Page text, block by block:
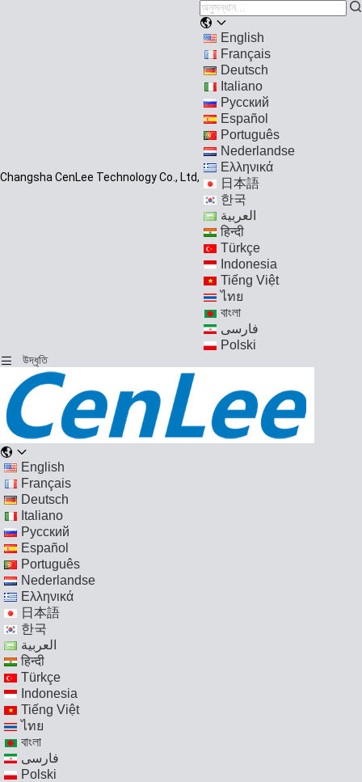
Changsha CenLee Technology Co., Ltd,
English
Français
Deutsch
Italiano
Русский
Español
Português
Nederlandse
Ελληνικά
日本語
한국
العربية
हिन्दी
Türkçe
Indonesia
Tiếng Việt
ไทย
বাংলা
فارسی
Polski
উদ্ধৃতি
English
Français
Deutsch
Italiano
Русский
Español
Português
Nederlandse
Ελληνικά
日本語
한국
العربية
हिन्दी
Türkçe
Indonesia
Tiếng Việt
ไทย
বাংলা
فارسی
Polski